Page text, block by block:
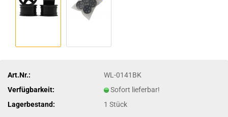
Art.Nr.:
WL-0141BK
Verfügbarkeit:
Sofort lieferbar!
Lagerbestand:
1Stück